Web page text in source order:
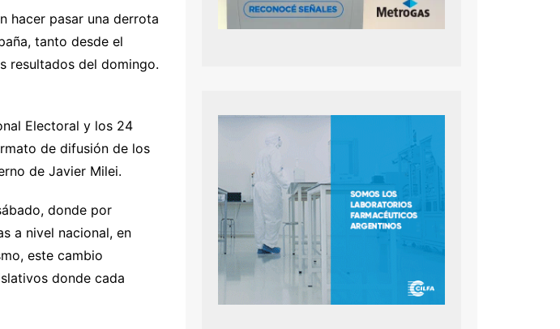
hacer pasar una derrota
tanto desde el
resultados del domingo.
Electoral y los 24
de difusión de los
de Javier Milei.
donde por
a nivel nacional, en
este cambio
donde cada